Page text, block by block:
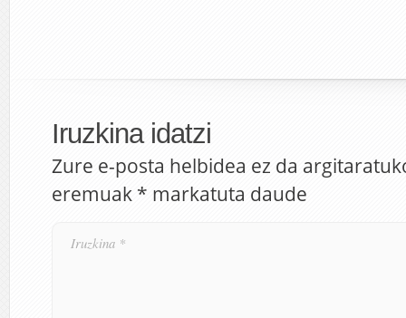
Iruzkina idatzi
Zure e-posta helbidea ez da
eremuak * markatuta daude